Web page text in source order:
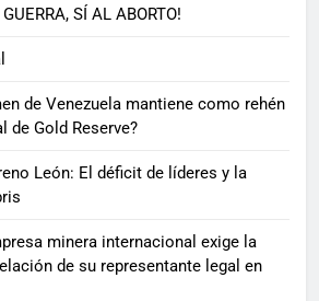
SÍ AL ABORTO!
de Venezuela mantiene como rehén
de Gold Reserve?
León: El déficit de líderes y la
minera internacional exige la
de su representante legal en